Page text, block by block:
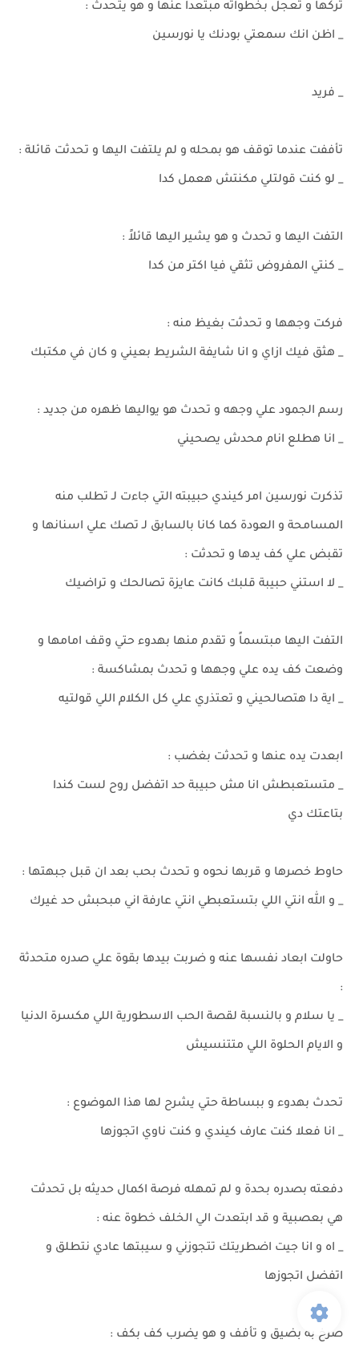
تركها و تعجل بخطواته مبتعداً عنها و هو يتحدث :
_ اظن انك سمعتي بودنك يا نورسين
_ فريد
تأففت عندما توقف هو بمحله و لم يلتفت اليها و تحدثت قائلة :
_ لو كنت قولتلي مكنتش هعمل كدا
التفت اليها و تحدث و هو يشير اليها قائلاً :
_ كنتي المفروض تثقي فيا اكتر من كدا
فركت وجهها و تحدثت بغيظ منه :
_ هثق فيك ازاي و انا شايفة الشريط بعيني و كان في مكتبك
رسم الجمود علي وجهه و تحدث هو يواليها ظهره من جديد :
_ انا هطلع انام محدش يصحيني
تذكرت نورسين امر كيندي حبيبته التي جاءت لـ تطلب منه
المسامحة و العودة كما كانا بالسابق لـ تصك علي اسنانها و
تقبض علي كف يدها و تحدثت :
_ لا استني حبيبة قلبك كانت عايزة تصالحك و تراضيك
التفت اليها مبتسماً و تقدم منها بهدوء حتي وقف امامها و
وضعت كف يده علي وجهها و تحدث بمشاكسة :
_ اية دا هتصالحيني و تعتذري علي كل الكلام اللي قولتيه
ابعدت يده عنها و تحدثت بغضب :
_ متستعبطش انا مش حبيبة حد اتفضل روح لست كندا
بتاعتك دي
حاوط خصرها و قربها نحوه و تحدث بحب بعد ان قبل جبهتها :
_ و الله انتي اللي بتستعبطي انتي عارفة اني مبحبش حد غيرك
حاولت ابعاد نفسها عنه و ضربت بيدها بقوة علي صدره متحدثة
:
_ يا سلام و بالنسبة لقصة الحب الاسطورية اللي مكسرة الدنيا
و الايام الحلوة اللي متتنسيش
تحدث بهدوء و ببساطة حتي يشرح لها هذا الموضوع :
_ انا فعلا كنت عارف كيندي و كنت ناوي اتجوزها
دفعته بصدره بحدة و لم تمهله فرصة اكمال حديثه بل تحدثت
هي بعصبية و قد ابتعدت الي الخلف خطوة عنه :
_ اه و انا جيت اضطريتك تتجوزني و سيبتها عادي نتطلق و
اتفضل اتجوزها
صرخ به بضيق و تأفف و هو يضرب كف بكف :